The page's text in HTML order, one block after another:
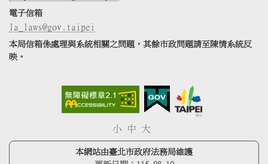
電子信箱
la_laws@gov.taipei
本局信箱係處理與系統相關之問題，其餘市政問題請至陳情系統反
映。
小 中 大
本網站由臺北市政府法務局維護